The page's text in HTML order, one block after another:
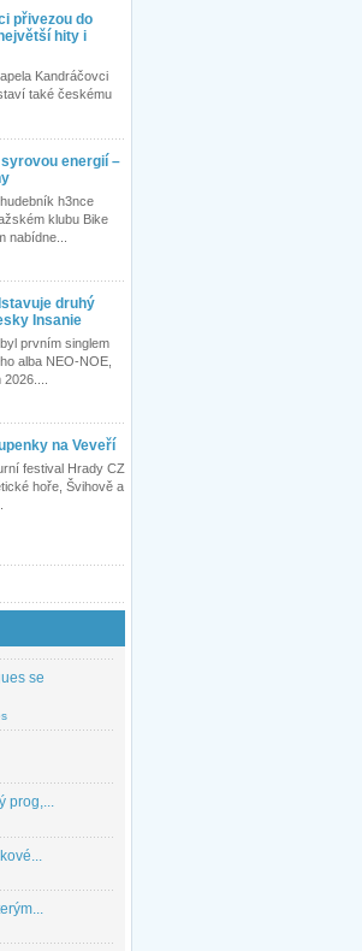
přivezou do
hity i
Kandráčovci
také českému
energií –
h3nce
klubu Bike
nabídne...
druhý
Insanie
prvním singlem
alba NEO-NOE,
na Veveří
festival Hrady CZ
hoře, Švihově a
se
prog,...